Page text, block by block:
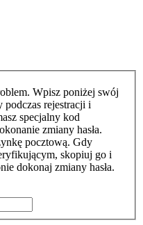
Wpisz poniżej swój
podczas rejestracji i
specjalny kod
zmiany hasła.
pocztową. Gdy
skopiuj go i
dokonaj zmiany hasła.